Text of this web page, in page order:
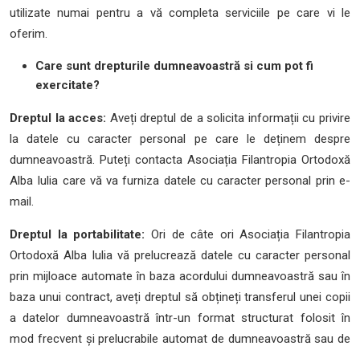
utilizate numai pentru a vă completa serviciile pe care vi le
oferim.
Care sunt drepturile dumneavoastră si cum pot fi
exercitate?
Dreptul la acces: Aveți dreptul de a solicita informații cu privire
la datele cu caracter personal pe care le deținem despre
dumneavoastră. Puteți contacta Asociația Filantropia Ortodoxă
Alba Iulia care vă va furniza datele cu caracter personal prin e-
mail.
Dreptul la portabilitate: Ori de câte ori Asociația Filantropia
Ortodoxă Alba Iulia vă prelucrează datele cu caracter personal
prin mijloace automate în baza acordului dumneavoastră sau în
baza unui contract, aveți dreptul să obțineți transferul unei copii
a datelor dumneavoastră într-un format structurat folosit în
mod frecvent și prelucrabile automat de dumneavoastră sau de